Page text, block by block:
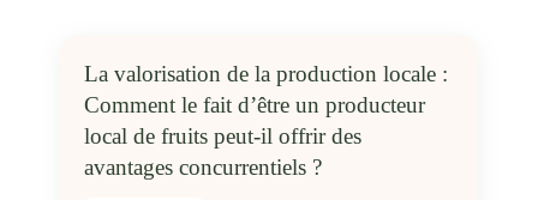
La valorisation de la production locale :
Comment le fait d’être un producteur
local de fruits peut-il offrir des
avantages concurrentiels ?